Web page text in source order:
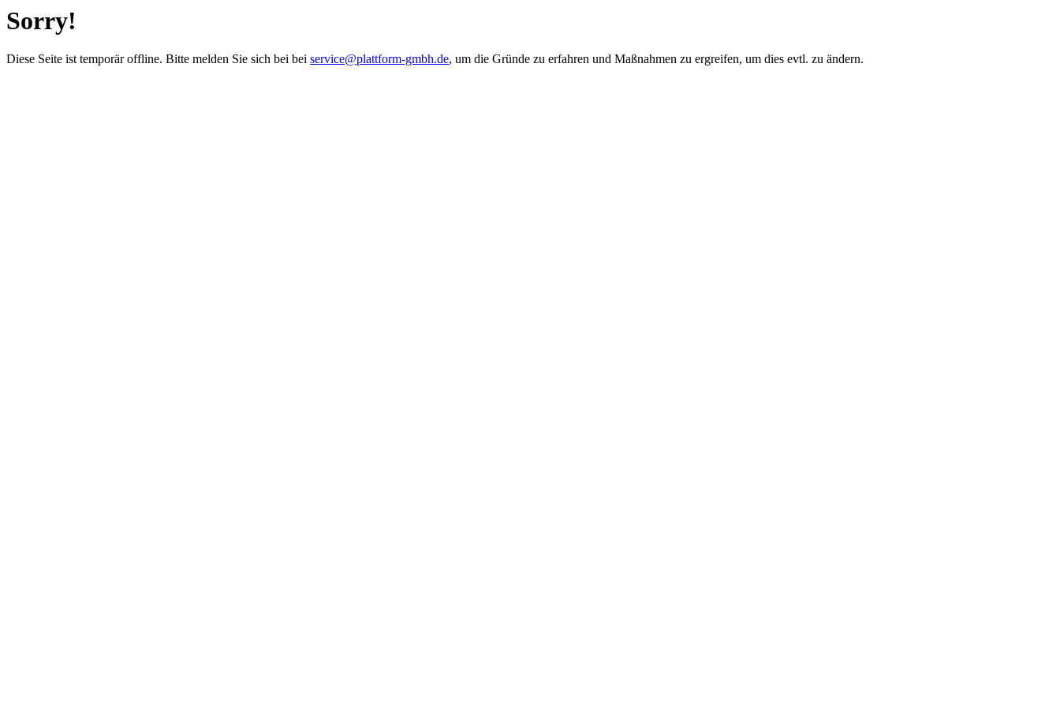
Sorry!
Diese Seite ist temporär offline. Bitte melden Sie sich bei bei service@plattform-gmbh.de, um die Gründe zu erfahren und Maßnahmen zu ergreifen, um dies evtl. zu ändern.